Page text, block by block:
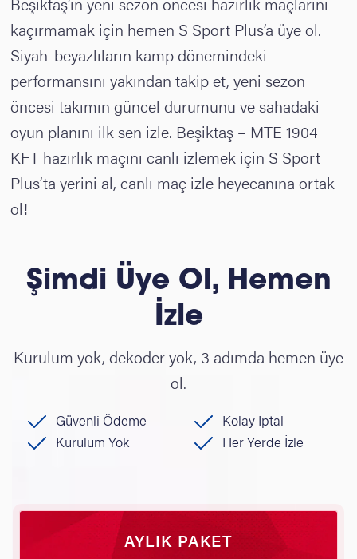
kaçırmamak için hemen S Sport Plus’a üye ol.
Siyah-beyazlıların kamp dönemindeki
performansını yakından takip et, yeni sezon
öncesi takımın güncel durumunu ve sahadaki
oyun planını ilk sen izle. Beşiktaş – MTE 1904
KFT hazırlık maçını canlı izlemek için S Sport
Plus’ta yerini al, canlı maç izleheyecanına ortak
ol!
Şimdi Üye Ol, Hemen
İzle
Kurulum yok, dekoder yok, 3 adımda hemen üye
ol.
Güvenli Ödeme
Kolay İptal
Kurulum Yok
Her Yerde İzle
AYLIK PAKET